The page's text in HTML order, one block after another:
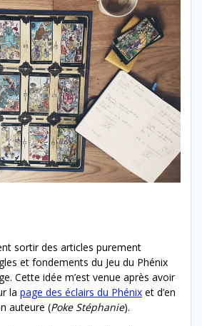
sortir des articles purement
et fondements du Jeu du Phénix
Cette idée m’est venue après avoir
la page des éclairs du Phénix et d’en
auteure (Poke Stéphanie).